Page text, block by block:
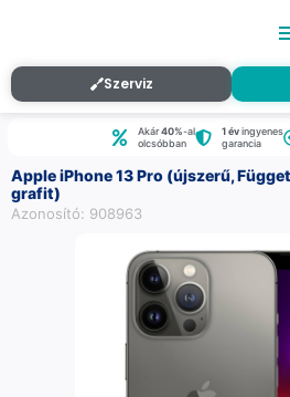
Szerviz
Akár40%-al
olcsóbban
1 évingyenes
garancia
Apple iPhone 13 Pro (újszerű,
grafit)
Azonosító: 908963